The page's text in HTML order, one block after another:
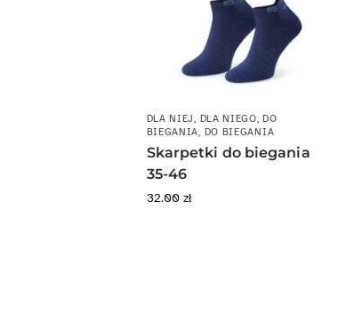
DLA NIEJ, DLA NIEGO, DO
BIEGANIA, DO BIEGANIA
Skarpetki do biegania
35-46
32.00zł